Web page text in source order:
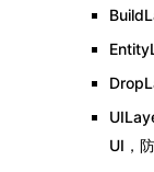
UI，